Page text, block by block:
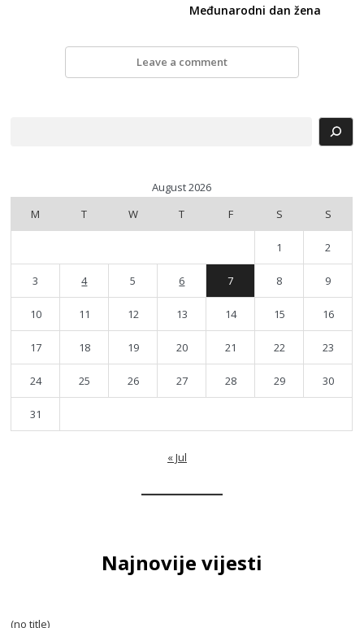
Međunarodni dan žena
Leave a comment
August 2026
M
T W T F S S
1 2
3 4 5 6 7 8 9
10 11 12 13 14 15 16
17 18 19 20 21 22 23
24 25 26 27 28 29 30
31
« Jul
Najnovije vijesti
(no title)